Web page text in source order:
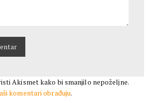
Akismet kako bi smanjilo nepoželjne.
komentari obrađuju.